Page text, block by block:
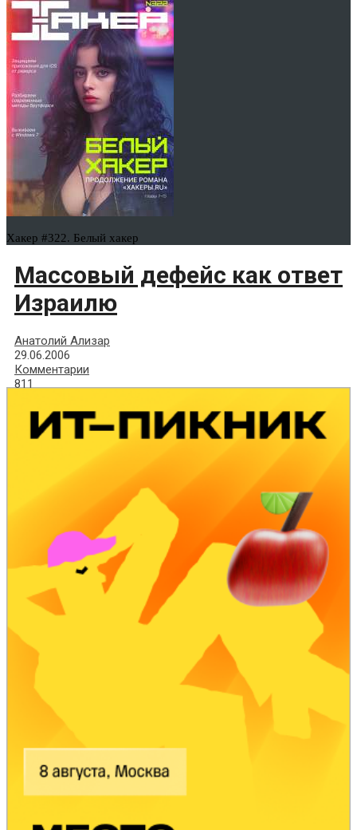
Хакер #322. Белый хакер
Массовый дефейс как ответ
Израилю
Анатолий Ализар
29.06.2006
Комментарии
811